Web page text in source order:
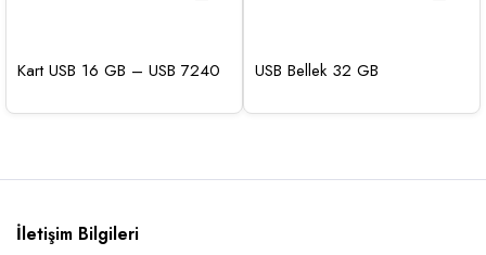
Kart USB 16 GB – USB 7240 USB Bellek 32 GB
İletişim Bilgileri